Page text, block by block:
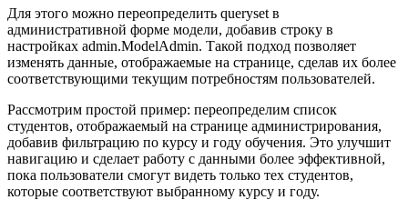
Для этого можно переопределить queryset в
административной форме модели, добавив строку в
настройках admin.ModelAdmin. Такой подход позволяет
изменять данные, отображаемые на странице, сделав их более
соответствующими текущим потребностям пользователей.
Рассмотрим простой пример: переопределим список
студентов, отображаемый на странице администрирования,
добавив фильтрацию по курсу и году обучения. Это улучшит
навигацию и сделает работу с данными более эффективной,
пока пользователи смогут видеть только тех студентов,
которые соответствуют выбранному курсу и году.